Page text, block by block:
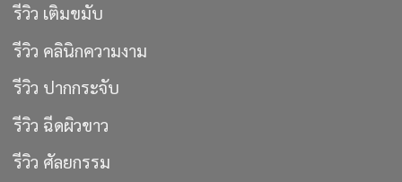
รีวิว เติมขมับ
รีวิว คลินิกความงาม
รีวิว ปากกระจับ
รีวิว ฉีดผิวขาว
รีวิว ศัลยกรรม